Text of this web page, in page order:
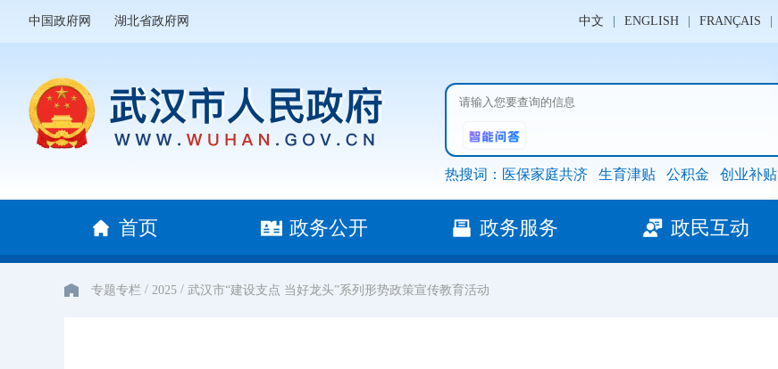
中国政府网 湖北省政府网 中文 ENGLISH FRANÇAIS
热搜词： 医保家庭共济 生育津贴 公积金 创业补贴
首页 政务公开 政务服务 政民互动
专题专栏 / 2025 / 武汉市“建设支点 当好龙头”系列形势政策宣传教育活动